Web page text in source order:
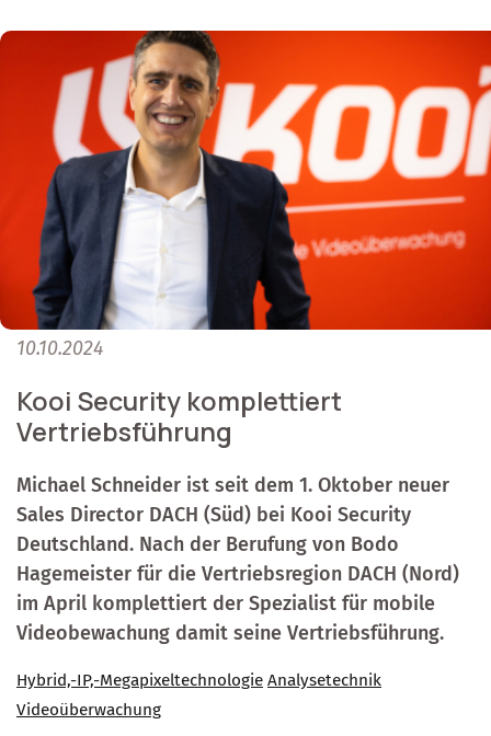
10.10.2024
Kooi Security komplettiert
Vertriebsführung
Michael Schneider ist seit dem 1. Oktober neuer
Sales Director DACH (Süd) bei Kooi Security
Deutschland. Nach der Berufung von Bodo
Hagemeister für die Vertriebsregion DACH (Nord)
im April komplettiert der Spezialist für mobile
Videobewachung damit seine Vertriebsführung.
Hybrid,-IP,-Megapixeltechnologie Analysetechnik
Videoüberwachung